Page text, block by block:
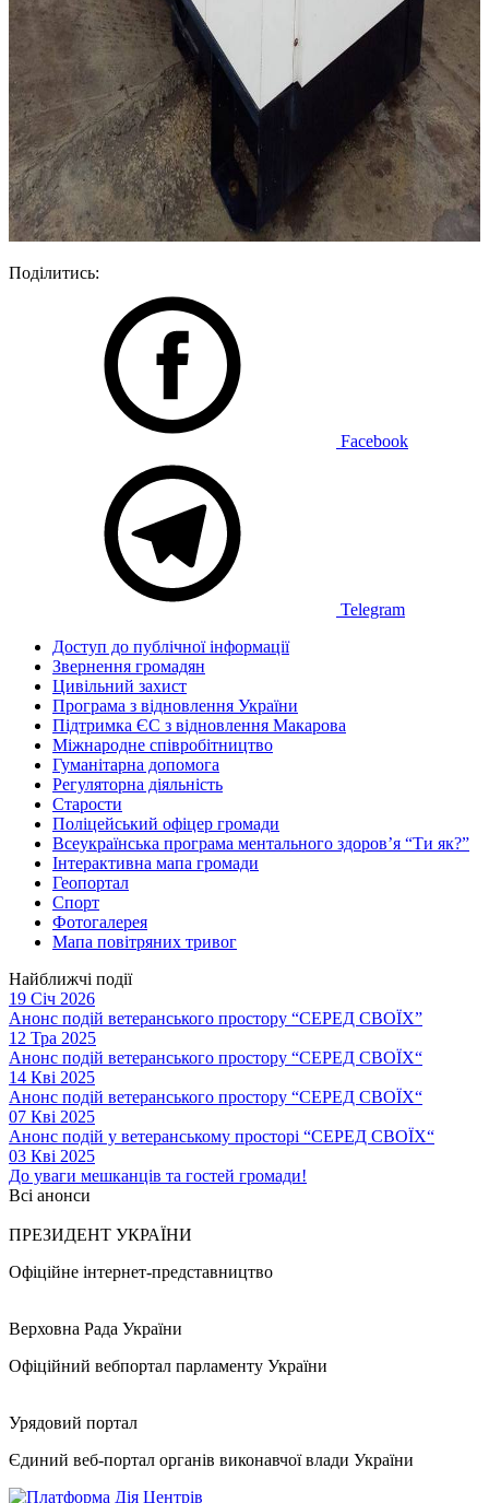
Поділитись:
Facebook
Telegram
Доступ до публічної інформації
Звернення громадян
Цивільний захист
Програма з відновлення України
Підтримка ЄС з відновлення Макарова
Міжнародне співробітництво
Гуманітарна допомога
Регуляторна діяльність
Старости
Поліцейський офіцер громади
Всеукраїнська програма ментального здоров’я “Ти як?”
Інтерактивна мапа громади
Геопортал
Спорт
Фотогалерея
Мапа повітряних тривог
Найближчі події
19 Січ 2026
Анонс подій ветеранського простору “СЕРЕД СВОЇХ”
12 Тра 2025
Анонс подій ветеранського простору “СЕРЕД СВОЇХ“
14 Кві 2025
Анонс подій ветеранського простору “СЕРЕД СВОЇХ“
07 Кві 2025
Анонс подій у ветеранському просторі “СЕРЕД СВОЇХ“
03 Кві 2025
До уваги мешканців та гостей громади!
Всі анонси
ПРЕЗИДЕНТ УКРАЇНИ
Офіційне інтернет-представництво
Верховна Рада України
Офіційний вебпортал парламенту України
Урядовий портал
Єдиний веб-портал органів виконавчої влади України